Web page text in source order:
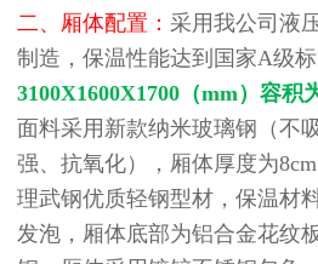
二、厢体配置： 采用我公司液
制造，保温性能达到国家A级
3100X1600X1700（mm）容积
面料采用新款纳米玻璃钢（不
强、抗氧化），厢体厚度为
理武钢优质轻钢型材，保温材
发泡，厢体底部为铝合金花纹